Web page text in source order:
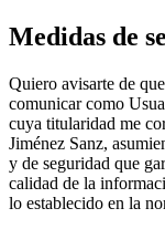
Medidas de
Quiero avisarte de
comunicar como
cuya titularidad me
Jiménez Sanz,
y de seguridad que
calidad de la
lo establecido en la